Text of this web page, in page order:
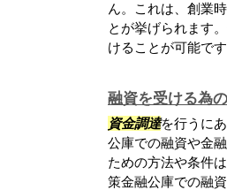
ん。これは、創業
とが挙げられます
けることが可能で
融資を受ける為
資金調達を行うに
公庫での融資や金
ための方法や条件
策金融公庫での融